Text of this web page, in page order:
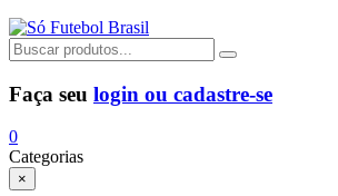
Faça seu login ou cadastre-se
0
Categorias
×